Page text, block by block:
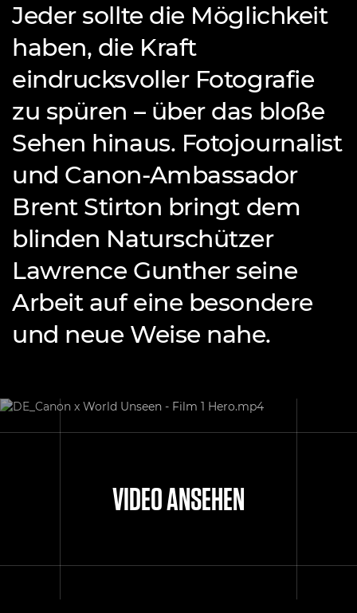
Jeder sollte die Möglichkeit
haben, die Kraft
eindrucksvoller Fotografie
zu spüren – über das bloße
Sehen hinaus. Fotojournalist
und Canon-Ambassador
Brent Stirton bringt dem
blinden Naturschützer
Lawrence Gunther seine
Arbeit auf eine besondere
und neue Weise nahe.
VIDEO ANSEHEN